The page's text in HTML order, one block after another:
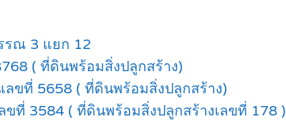
รณ 3 แยก 12
( ที่ดินพร้อมสิ่งปลูกสร้าง)
ขที่ 5658 ( ที่ดินพร้อมสิ่งปลูกสร้าง)
ที่ 3584 ( ที่ดินพร้อมสิ่งปลูกสร้างเลขที่ 178 )